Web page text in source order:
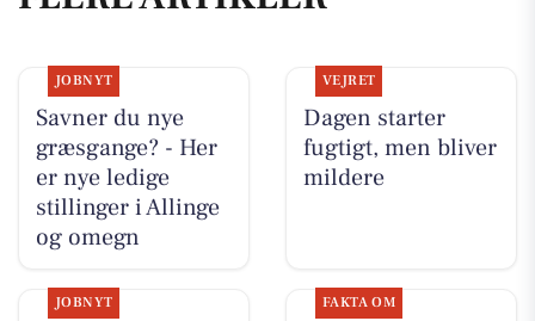
JOBNYT
Savner du nye
græsgange? - Her
er nye ledige
stillinger i Allinge
og omegn
VEJRET
Dagen starter
fugtigt, men bliver
mildere
JOBNYT FAKTA OM